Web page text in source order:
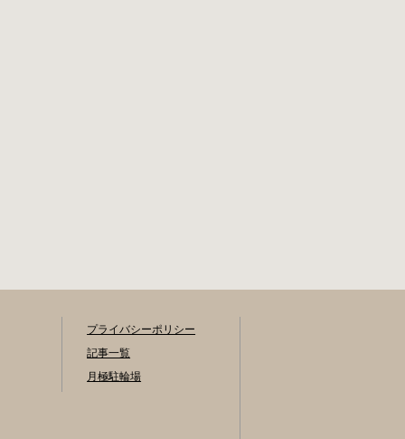
プライバシーポリシー
記事一覧
月極駐輪場